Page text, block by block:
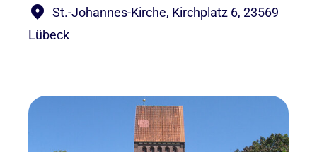
St.-Johannes-Kirche, Kirchplatz 6, 23569
Lübeck